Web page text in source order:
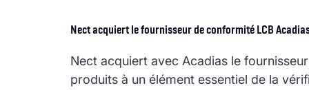
Nect acquiert le fournisseur de conformité LCB
Nect acquiert avec Acadias le
produits à un élément essentiel de la